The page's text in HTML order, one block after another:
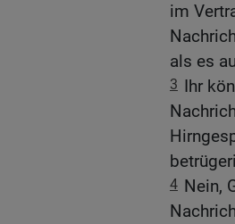
im
als es
3 Ihr
4 Nein,